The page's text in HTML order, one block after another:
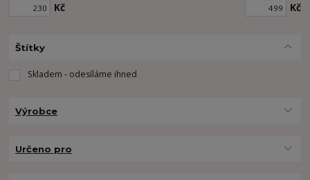
Kč Kč
Štítky
Skladem - odesíláme ihned
Výrobce
Určeno pro